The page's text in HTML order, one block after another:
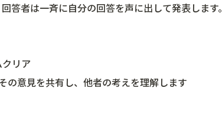
答者は一斉に自分の回答を声に出して発表します。
リア
の意見を共有し、他者の考えを理解します